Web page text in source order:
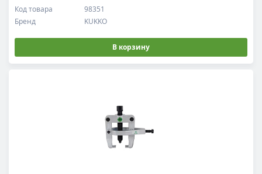
Код товара 98351
Бренд KUKKO
В корзину